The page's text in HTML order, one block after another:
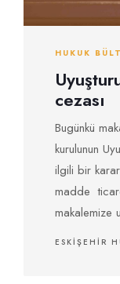
HUKUK
cezası
Bugünkü
kurulunun
ilgili bir
madde
makalemize
ESKIŞEHIR